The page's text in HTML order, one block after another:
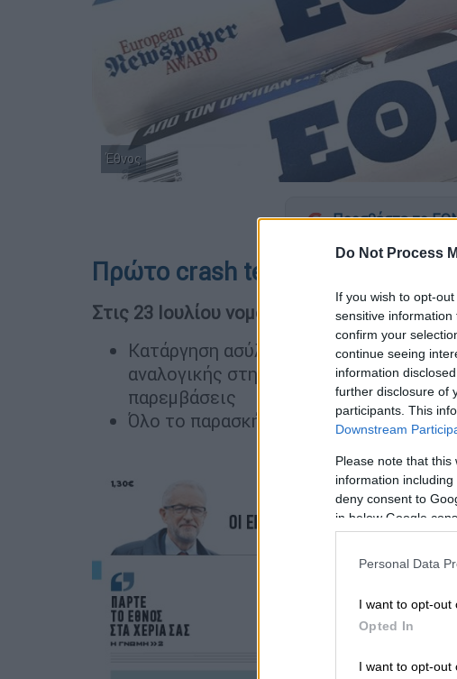
Do Not Process
If you wish to opt-
sensitive
confirm your
continue seeing
information
further disclosure of
participants. This
Downstream
Please note that
information
deny consent to
in below Google
Personal Data
I want to opt-out
Opted In
I want to opt-out
Έθνος
Προσθέστε το
Πρώτο crash test για την
Στις 23 Ιουλίου νομοσχέδιο-φωτιά
Κατάργηση ασύλου, τροποποίηση
αναλογικής στην Τοπική
παρεμβάσεις
Όλο το παρασκήνιο από τις τελετές